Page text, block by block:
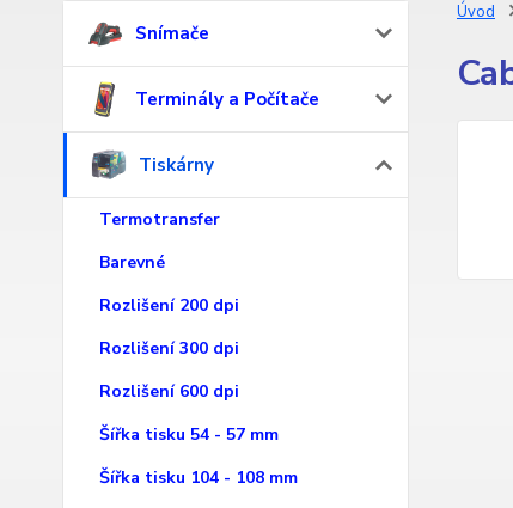
Snímače
Terminály a Počítače
Tiskárny
Termotransfer
Barevné
Rozlišení 200 dpi
Rozlišení 300 dpi
Rozlišení 600 dpi
Šířka tisku 54 - 57 mm
Šířka tisku 104 - 108 mm
Úvod